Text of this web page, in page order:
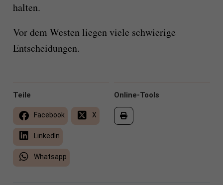
halten.
Vor dem Westen liegen viele schwierige
Entscheidungen.
Online-Tools
Teile
Facebook X
LinkedIn
Whatsapp